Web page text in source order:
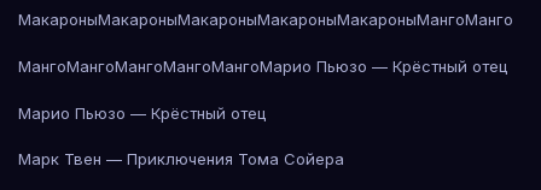
МакароныМакароныМакароныМакароныМакароныМангоМанго
МангоМангоМангоМангоМангоМарио Пьюзо — Крёстный отец
Марио Пьюзо — Крёстный отец
Марк Твен — Приключения Тома Сойера